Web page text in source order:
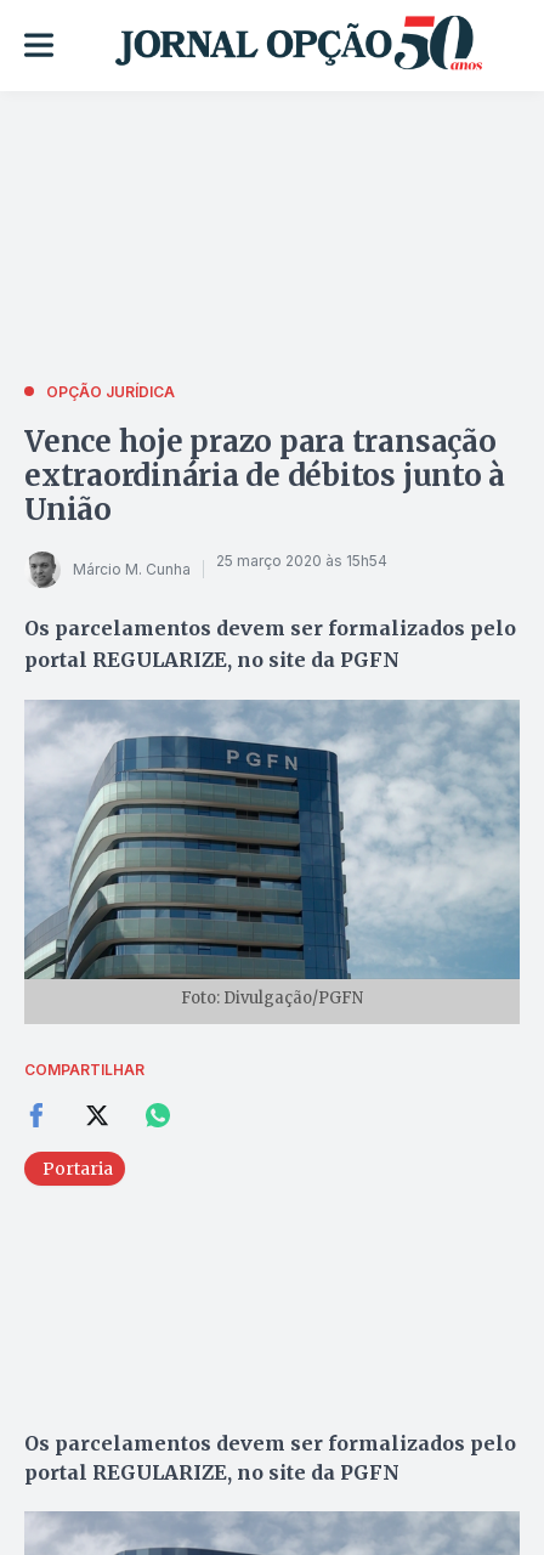
OPÇÃO JURÍDICA
Vence hoje prazo para transação
extraordinária de débitos junto à
União
Márcio M. Cunha 25 março 2020 às 15h54
Os parcelamentos devem ser formalizados pelo
portal REGULARIZE, no site da PGFN
Foto: Divulgação/PGFN
COMPARTILHAR
Portaria
Os parcelamentos devem ser formalizados pelo
portal REGULARIZE, no site da PGFN